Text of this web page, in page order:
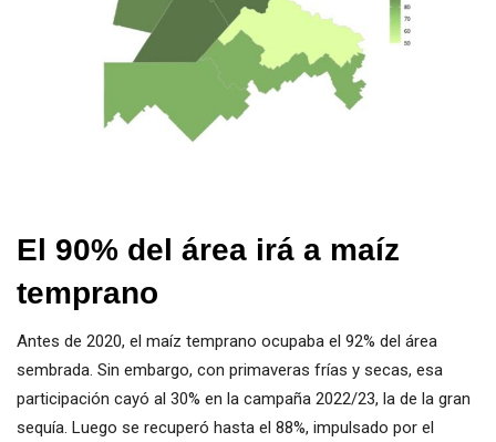
El 90% del área irá a maíz
temprano
Antes de 2020, el maíz temprano ocupaba el 92% del área
sembrada. Sin embargo, con primaveras frías y secas, esa
participación cayó al 30% en la campaña 2022/23, la de la gran
sequía. Luego se recuperó hasta el 88%, impulsado por el